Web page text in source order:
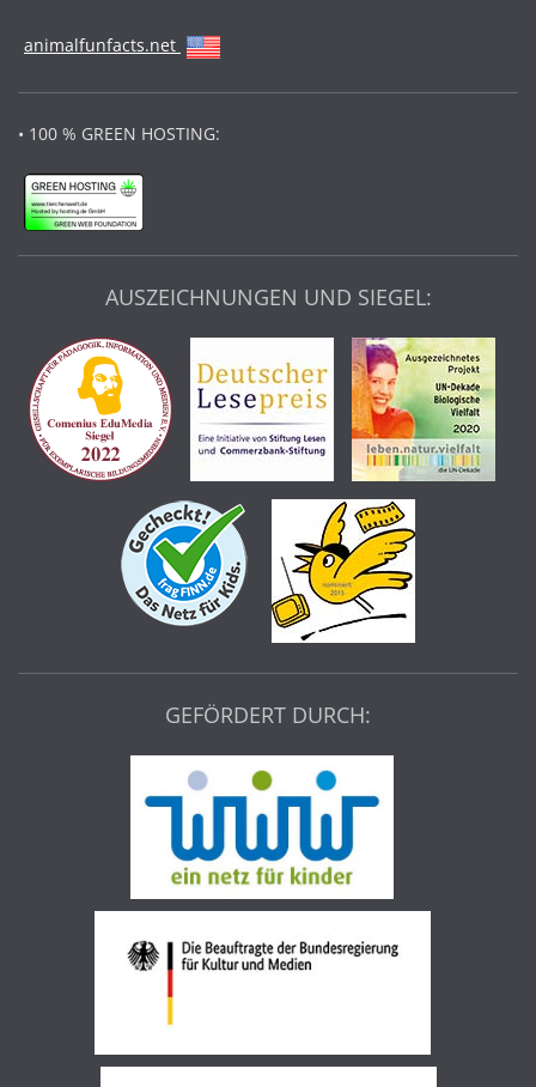
animalfunfacts.net
• 100 % GREEN HOSTING:
AUSZEICHNUNGEN UND SIEGEL:
GEFÖRDERT DURCH: